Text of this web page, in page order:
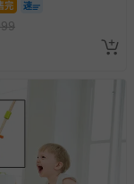
可拆封」，或具警
& 退款問題
完